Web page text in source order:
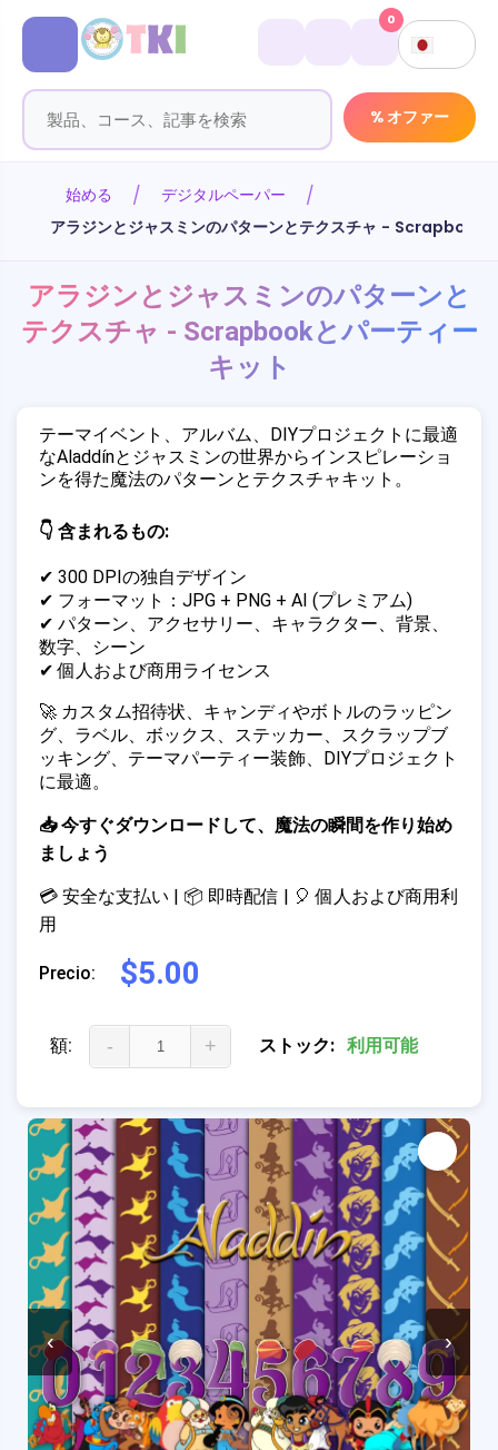
% オファー
0
始める
デジタルペーパー
アラジンとジャスミンのパターンとテクスチャ - Scrapbook
‹ ›
アラジンとジャスミンのパターンと
テクスチャ - Scrapbookとパーティー
キット
テーマイベント、アルバム、DIYプロジェクトに最適
なAladdínとジャスミンの世界からインスピレーショ
ンを得た魔法のパターンとテクスチャキット。
👇 含まれるもの:
✔ 300 DPIの独自デザイン
✔ フォーマット：JPG + PNG + AI (プレミアム)
✔ パターン、アクセサリー、キャラクター、背景、
数字、シーン
✔ 個人および商用ライセンス
🚀 カスタム招待状、キャンディやボトルのラッピン
グ、ラベル、ボックス、ステッカー、スクラップブ
ッキング、テーマパーティー装飾、DIYプロジェクト
に最適。
📥 今すぐダウンロードして、魔法の瞬間を作り始め
ましょう
💳 安全な支払い | 📦 即時配信 | 🎈 個人および商用利
用
Precio: $5.00
額: - + ストック: 利用可能